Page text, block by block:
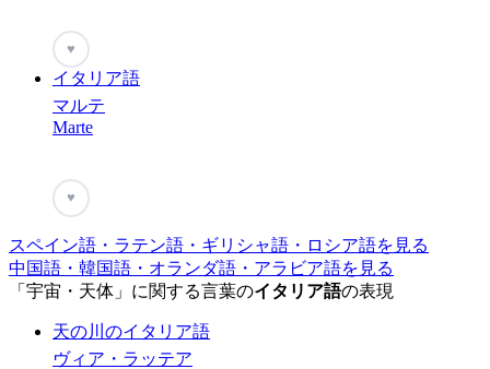
♥
イタリア語
マルテ
Marte
♥
スペイン語・ラテン語・ギリシャ語・ロシア語を見る
中国語・韓国語・オランダ語・アラビア語を見る
「宇宙・天体」に関する言葉のイタリア語の表現
天の川のイタリア語
ヴィア・ラッテア